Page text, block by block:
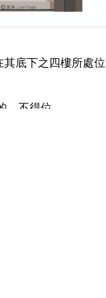
底下之四樓所處位
，不得位。